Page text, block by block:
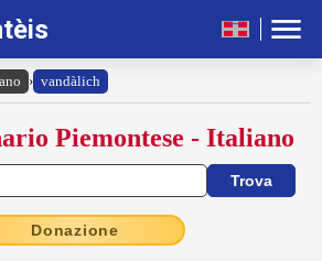
› vandàlich
Piemontese - Italiano
Donazione